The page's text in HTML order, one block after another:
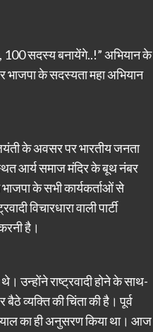
100 सदस्य बनायेंगे..!” अभियान के
के सदस्यता महा अभियान
के अवसर पर भारतीय जनता
आर्य समाज मंदिर के बूथ नंबर
के सभी कार्यकर्ताओं से
विचारधारा वाली पार्टी
है।
उन्होंने राष्ट्रवादी होने के साथ-
व्यक्ति की चिंता की है। पूर्व
का ही अनुसरण किया था। आज